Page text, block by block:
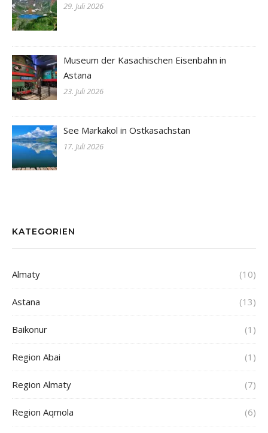
29. Juli 2026
Museum der Kasachischen Eisenbahn in
Astana
23. Juli 2026
See Markakol in Ostkasachstan
17. Juli 2026
KATEGORIEN
Almaty (10)
Astana (13)
Baikonur (1)
Region Abai (1)
Region Almaty (7)
Region Aqmola (6)